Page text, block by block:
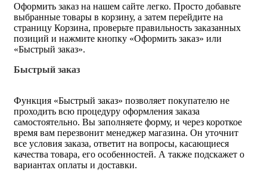
Оформить заказ на нашем сайте легко. Просто добавьте
выбранные товары в корзину, а затем перейдите на
страницу Корзина, проверьте правильность заказанных
позиций и нажмите кнопку «Оформить заказ» или
«Быстрый заказ».
Быстрый заказ
Функция «Быстрый заказ» позволяет покупателю не
проходить всю процедуру оформления заказа
самостоятельно. Вы заполняете форму, и через короткое
время вам перезвонит менеджер магазина. Он уточнит
все условия заказа, ответит на вопросы, касающиеся
качества товара, его особенностей. А также подскажет о
вариантах оплаты и доставки.